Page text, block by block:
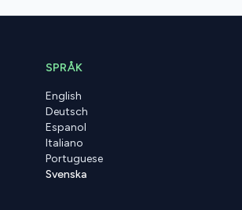
SPRÅK
English
Deutsch
Espanol
Italiano
Portuguese
Svenska